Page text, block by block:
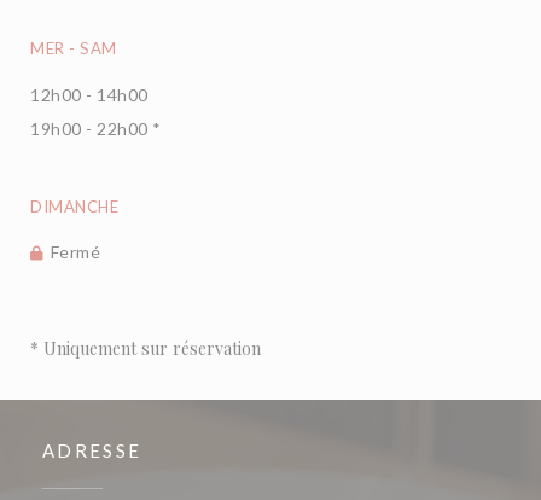
MER - SAM
12h00 - 14h00
19h00 - 22h00 *
DIMANCHE
Fermé
* Uniquement sur réservation
ADRESSE